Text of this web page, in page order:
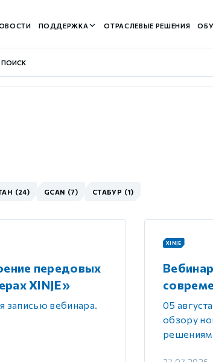
ПОДДЕРЖКА ОТРАСЛЕВЫЕ РЕШЕНИЯ
(24) GCAN (7) СТАБУР (1)
передовых
XINJE»
записью вебинара.
XINJE
05
обзору
контуром)